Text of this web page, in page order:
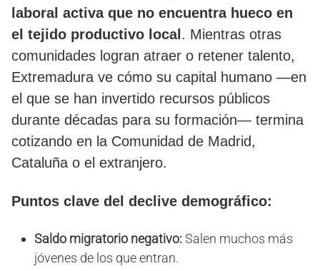
laboral activa que no encuentra hueco en
el tejido productivo local . Mientras otras
comunidades logran atraer o retener talento,
Extremadura ve cómo su capital humano —en
el que se han invertido recursos públicos
durante décadas para su formación— termina
cotizando en la Comunidad de Madrid,
Cataluña o el extranjero.
Puntos clave del declive demográfico:
Saldo migratorio negativo:Salen muchos más
jóvenes de los que entran.